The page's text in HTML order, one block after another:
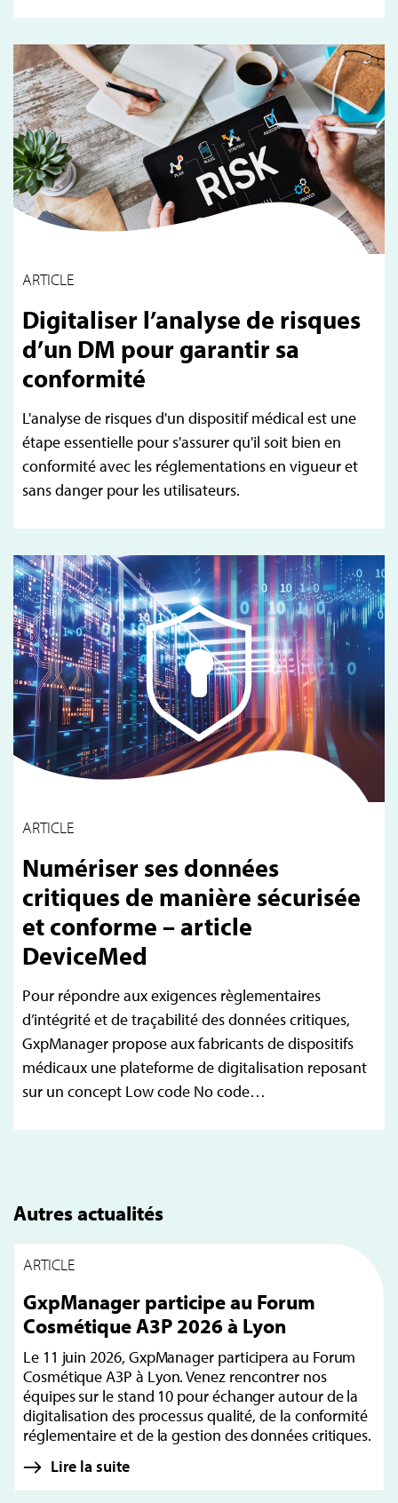
ARTICLE
Digitaliser l’analyse de risques
d’un DM pour garantir sa
conformité
L'analyse de risques d'un dispositif médical est une
étape essentielle pour s'assurer qu'il soit bien en
conformité avec les réglementations en vigueur et
sans danger pour les utilisateurs.
ARTICLE
Numériser ses données
critiques de manière sécurisée
et conforme – article
DeviceMed
Pour répondre aux exigences règlementaires
d’intégrité et de traçabilité des données critiques,
GxpManager propose aux fabricants de dispositifs
médicaux une plateforme de digitalisation reposant
sur un concept Low code No code…
Autres actualités
ARTICLE
GxpManager participe au Forum
Cosmétique A3P 2026 à Lyon
Le 11 juin 2026, GxpManager participera au Forum
Cosmétique A3P à Lyon. Venez rencontrer nos
équipes sur le stand 10 pour échanger autour de la
digitalisation des processus qualité, de la conformité
réglementaire et de la gestion des données critiques.
Lire la suite